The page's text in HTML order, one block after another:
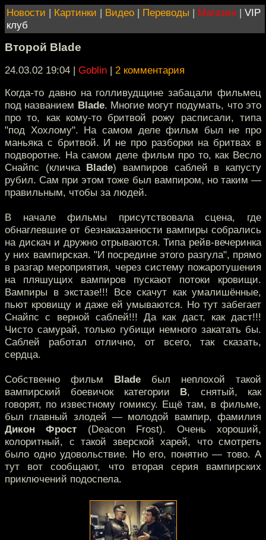
Новости | Картинки | Видео | Переводы | Магазин | VIP
клуб
Второй Blade
24.03.02 19:04 | Goblin | 2 комментария
Когда-то давно на голливудщине забацали фильмец
под названием Blade. Многие могут подумать, что это
про то, как кому-то бритвой рожу расписали, типа
"под Хохлому". На самом деле фильм был не про
маньяка с бритвой. И не про разборки на бритвах в
подворотне. На самом деле фильм про то, как Весло
Снайпс (кличка Blade) вампиров саблей в капусту
рубил. Сам при этом тоже был вампиром, но таким —
правильным, чтобы за людей.
В начале фильмы присутствовала сцена, где
обнаглевшие от безнаказанности вампиры собрались
на дискач и дружно отрываются. Типа рейв-вечеринка
у них вампирская. "И посредине этого разгула", прямо
в разгар мероприятия, через систему пожаротушения
на пляшущих вампиров пускают потоки кровищи.
Вампиры в экстазе!!! Все скачут как умалишённые,
пьют кровищу и даже ей умываются. Но тут забегает
Снайпс с верной саблей!!! Да как даст, как даст!!!
Чисто самурай, только губищи немного закатать бы.
Саблей работал отлично, от всего, так сказать,
сердца.
Собственно фильм Blade был неплохой такой
вампирский боевичок категории В, снятый, как
говорят, по известному гомиксу. Ещё там, в фильме,
был главный злодей — молодой вампир, фамилия
Дикон Фрост (Deacon Frost). Очень хороший,
колоритный, с такой зверской харей, что смотреть
было одно удовольствие. Но его, понятно — тово. А
тут вот сообщают, что вторая серия вампирских
приключений подоспела.